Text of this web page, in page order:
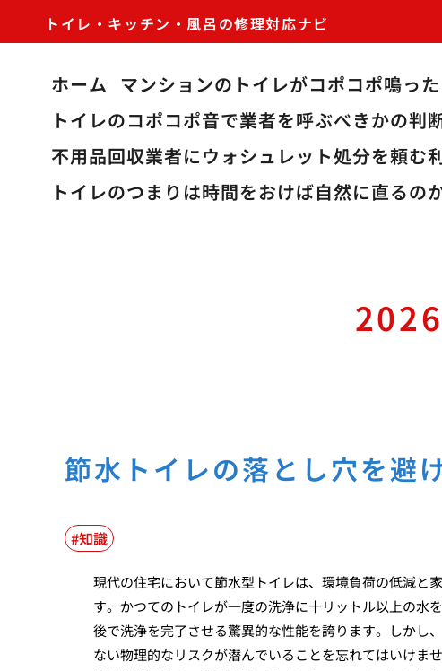
トイレ・キッチン・風呂の修理対応ナビ
ホーム マンションのトイレがコポコポ鳴っ
トイレのコポコポ音で業者を呼ぶべきかの判
不用品回収業者にウォシュレット処分を頼む
トイレのつまりは時間をおけば自然に直るの
節水トイレの落とし穴を避
知識
現代の住宅において節水型トイレは、環境負荷の低減と
す。かつてのトイレが一度の洗浄に十リットル以上の水
後で洗浄を完了させる驚異的な性能を誇ります。しかし
ない物理的なリスクが潜んでいることを忘れてはいけま